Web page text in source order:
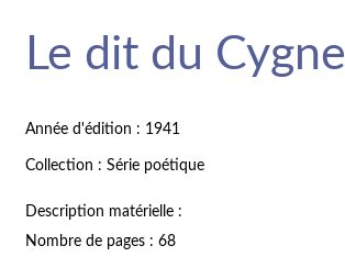
Le dit du Cygne
Année d'édition : 1941
Collection : Série poétique
Description matérielle :
Nombre de pages : 68